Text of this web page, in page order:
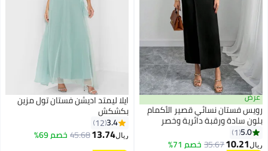
عرض
رويس فستان نسائي قصير الأكمام
بلون سادة ورقبة دائرية وخصر
مرتفع وتنحيف متوسط الطول،
فستان صيفي ملفوف بقصّة
5.0
1
ريال 10.21
35.67خصم 71%
ايلا ليمتد اديشن فستان تول مزين
بكشكش
3.4
12
ريال13.74
45.68خصم 69%